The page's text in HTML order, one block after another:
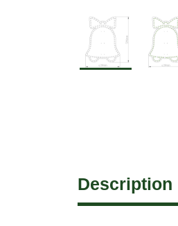
Description